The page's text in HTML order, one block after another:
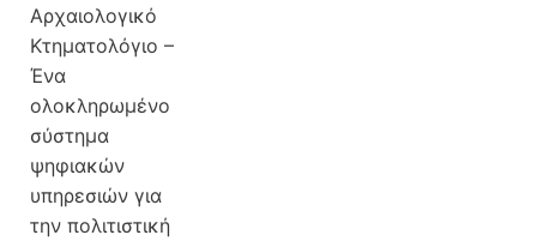
Aρχαιολογικό
Κτηματολόγιο –
Ένα
ολοκληρωμένο
σύστημα
ψηφιακών
υπηρεσιών για
την πολιτιστική